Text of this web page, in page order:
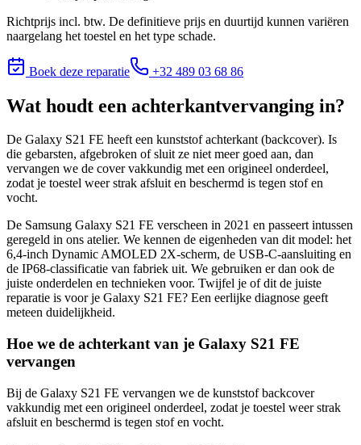
Richtprijs incl. btw. De definitieve prijs en duurtijd kunnen variëren
naargelang het toestel en het type schade.
Boek deze reparatie +32 489 03 68 86
Wat houdt een achterkantvervanging in?
De Galaxy S21 FE heeft een kunststof achterkant (backcover). Is
die gebarsten, afgebroken of sluit ze niet meer goed aan, dan
vervangen we de cover vakkundig met een origineel onderdeel,
zodat je toestel weer strak afsluit en beschermd is tegen stof en
vocht.
De Samsung Galaxy S21 FE verscheen in 2021 en passeert intussen
geregeld in ons atelier. We kennen de eigenheden van dit model: het
6,4-inch Dynamic AMOLED 2X-scherm, de USB-C-aansluiting en
de IP68-classificatie van fabriek uit. We gebruiken er dan ook de
juiste onderdelen en technieken voor. Twijfel je of dit de juiste
reparatie is voor je Galaxy S21 FE? Een eerlijke diagnose geeft
meteen duidelijkheid.
Hoe we de achterkant van je Galaxy S21 FE
vervangen
Bij de Galaxy S21 FE vervangen we de kunststof backcover
vakkundig met een origineel onderdeel, zodat je toestel weer strak
afsluit en beschermd is tegen stof en vocht.